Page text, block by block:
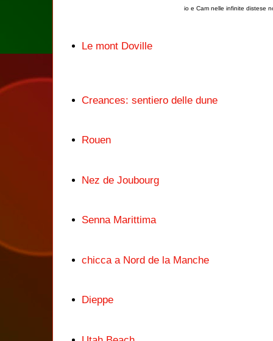
io e Cam nelle infinite distese
Le mont Doville
Creances: sentiero delle dune
Rouen
Nez de Joubourg
Senna Marittima
chicca a Nord de la Manche
Dieppe